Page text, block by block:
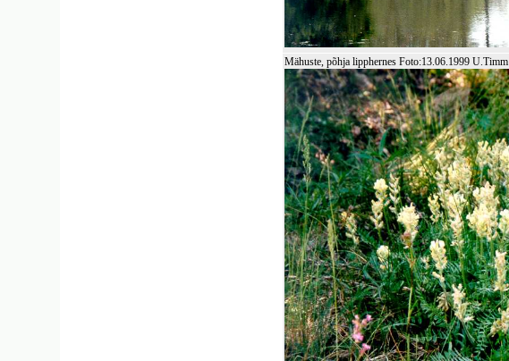
Mähuste, põhja lipphernes Foto:13.06.1999 U.Timm